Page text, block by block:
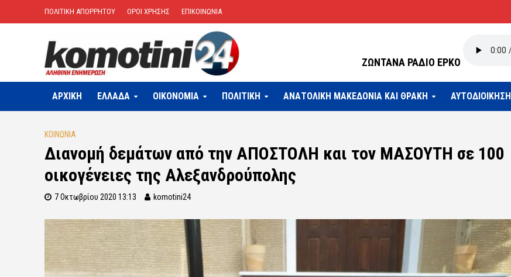
ΠΟΛΙΤΙΚΗ ΑΠΟΡΡΗΤΟΥ ΟΡΟΙ ΧΡΗΣΗΣ ΕΠΙΚΟΙΝΩΝΙΑ
ΖΩΝΤΑΝΑ ΡΑΔΙΟ ΕΡΚΟ
ΑΡΧΙΚΗ ΕΛΛΑΔΑ OIKONOMIA ΠΟΛΙΤΙΚΗ ΑΝΑΤΟΛΙΚΗ ΜΑΚΕΔΟΝΙΑ ΚΑΙ ΘΡΑΚΗ ΑΥΤΟΔΙΟΙΚΗΣΗ
ΚΟΙΝΩΝΙΑ
Διανομή δεμάτων από την ΑΠΟΣΤΟΛΗ και τον ΜΑΣΟΥΤΗ σε 100
οικογένειες της Αλεξανδρούπολης
7 Οκτωβρίου 2020 13:13 komotini24